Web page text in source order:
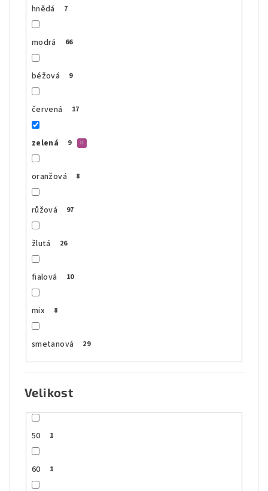
hnědá 7
modrá 66
béžová 9
červená 17
zelená 9
oranžová 8
růžová 97
žlutá 26
fialová 10
mix 8
smetanová 29
Velikost
50 1
60 1